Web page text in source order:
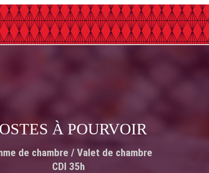
À POURVOIR
de chambre / Valet de chambre
CDI 35h